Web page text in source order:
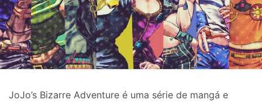
JoJo’s Bizarre Adventure é uma série de mangá e